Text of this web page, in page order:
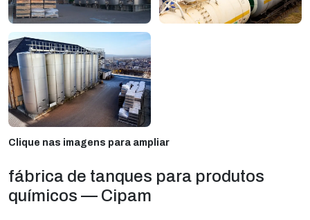
Clique nas imagens para ampliar
fábrica de tanques para produtos
químicos — Cipam